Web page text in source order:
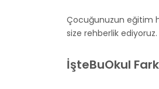
Çocuğunuzun eğitim
size rehberlik
İşteBuOkul